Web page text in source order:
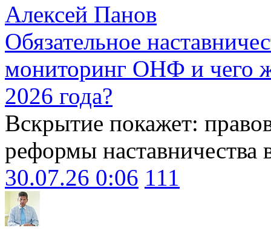
Алексей Панов
Обязательное
мониторинг ОНФ и чего
2026 года?
Вскрытие покажет:
реформы наставничества
30.07.26 0:06 111